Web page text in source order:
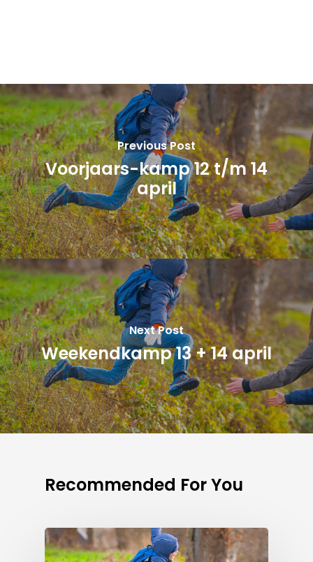
Previous Post
Voorjaars-kamp 12 t/m 14
april
Next Post
Weekendkamp 13 + 14 april
Recommended For You